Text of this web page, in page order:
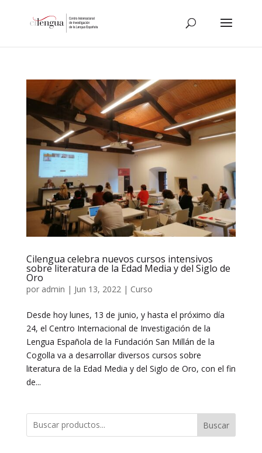
Cilengua celebra nuevos cursos intensivos
sobre literatura de la Edad Media y del Siglo de
Oro
por admin | Jun 13, 2022 | Curso
Desde hoy lunes, 13 de junio, y hasta el próximo día
24, el Centro Internacional de Investigación de la
Lengua Española de la Fundación San Millán de la
Cogolla va a desarrollar diversos cursos sobre
literatura de la Edad Media y del Siglo de Oro, con el fin
de...
Buscar